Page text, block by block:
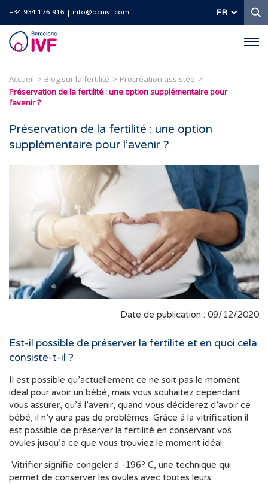
+34 934 176 916 info@bcnivf.com FR
Barcelona
IVF
Accueil Blog sur la fertilité
Procréation assistée
Préservation de la fertilité : une option supplémentaire pour
l’avenir ?
Préservation de la fertilité : une option
supplémentaire pour l’avenir ?
Date de publication : 09/12/2020
Est-il possible de préserver la fertilité et en quoi cela
consiste-t-il ?
Il est possible qu’actuellement ce ne soit pas le moment
idéal pour avoir un bébé, mais vous souhaitez cependant
vous assurer, qu’á l’avenir, quand vous déciderez d’avoir ce
bébé, il n’y aura pas de problèmes. Grâce á la vitrification il
est possible de préserver la fertilité en conservant vos
ovules jusqu’à ce que vous trouviez le moment idéal.
Vitrifier signifie congeler á -196º C, une technique qui
permet de conserver les ovules avec toutes leurs